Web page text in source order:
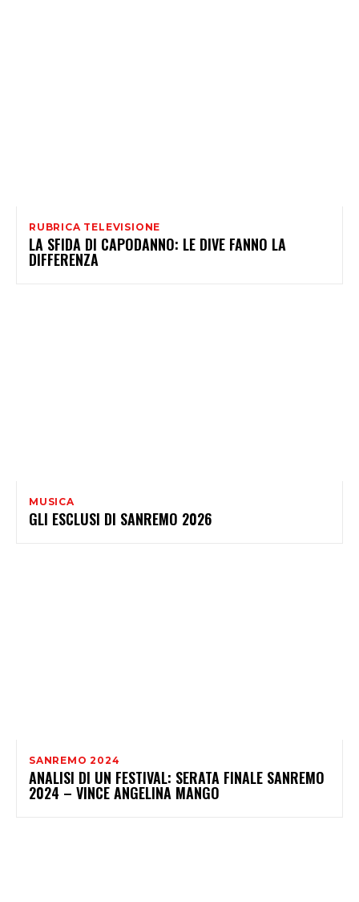
RUBRICA TELEVISIONE
LA SFIDA DI CAPODANNO: LE DIVE FANNO LA
DIFFERENZA
MUSICA
GLI ESCLUSI DI SANREMO 2026
SANREMO 2024
ANALISI DI UN FESTIVAL: SERATA FINALE SANREMO
2024 – VINCE ANGELINA MANGO